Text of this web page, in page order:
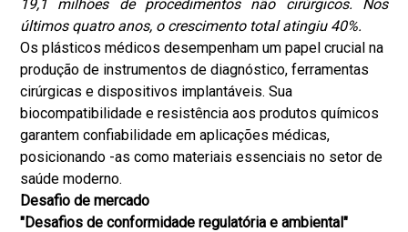
19,1 milhões de procedimentos não cirúrgicos. Nos
últimos quatro anos, o crescimento total atingiu 40%.
Os plásticos médicos desempenham um papel crucial na
produção de instrumentos de diagnóstico, ferramentas
cirúrgicas e dispositivos implantáveis. Sua
biocompatibilidade e resistência aos produtos químicos
garantem confiabilidade em aplicações médicas,
posicionando -as como materiais essenciais no setor de
saúde moderno.
Desafio de mercado
"Desafios de conformidade regulatória e ambiental"